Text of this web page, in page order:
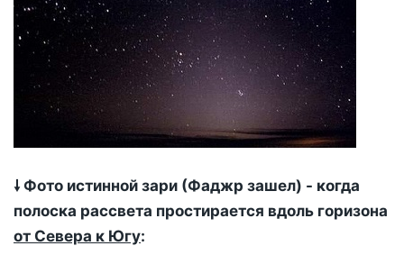
🠗 Фото истинной зари (Фаджр зашел) - когда
полоска рассвета простирается вдоль горизона
от Севера к Югу: